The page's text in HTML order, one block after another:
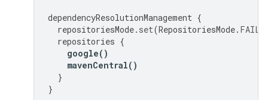
dependencyResolutionManagement {
repositoriesMode. set(RepositoriesMode.
repositories {
google()
mavenCentral()
}
}